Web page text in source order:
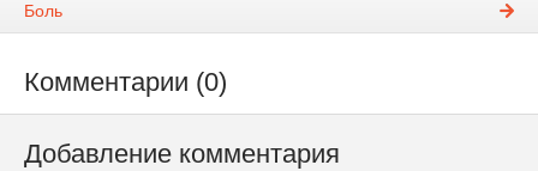
Боль
Комментарии (0)
Добавление комментария